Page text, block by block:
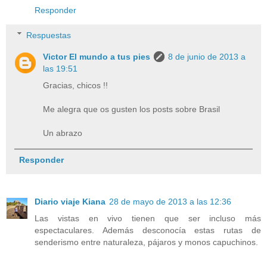
Responder
Respuestas
Victor El mundo a tus pies
8 de junio de 2013 a
las 19:51
Gracias, chicos !!
Me alegra que os gusten los posts sobre Brasil
Un abrazo
Responder
Diario viaje Kiana 28 de mayo de 2013 a las 12:36
Las vistas en vivo tienen que ser incluso más
espectaculares. Además desconocía estas rutas de
senderismo entre naturaleza, pájaros y monos capuchinos.